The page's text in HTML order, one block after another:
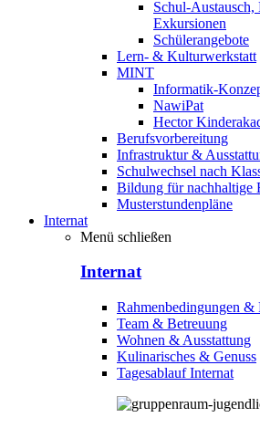
Schul-
Exkursionen
Schülerangebote
Lern- & Kulturwerkstatt
MINT
Informatik-
NawiPat
Hector
Berufsvorbereitung
Infrastruktur &
Schulwechsel nach
Bildung für nachhaltige
Musterstundenpläne
Internat
Menü schließen
Internat
Rahmenbedingungen &
Team & Betreuung
Wohnen & Ausstattung
Kulinarisches & Genuss
Tagesablauf Internat